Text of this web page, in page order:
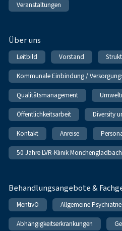
Veranstaltungen
Über uns
Leitbild Vorstand
Kommunale Einbindung /
Qualitätsmanagement
Öffentlichkeitsarbeit Diversity
Kontakt Anreise
50 Jahre LVR-Klinik Mönchengladbach
Behandlungsangebote &
MentivO Allgemeine Psychiatrie
Abhängigkeitserkrankungen